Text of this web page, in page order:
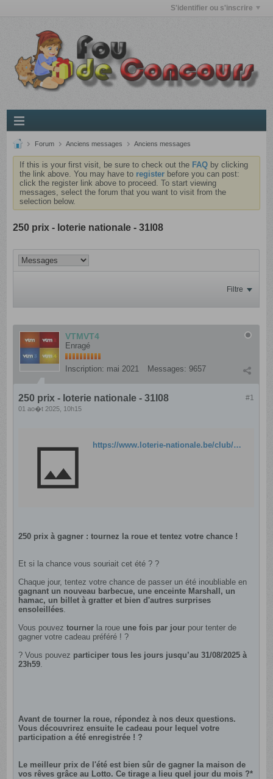
S'identifier ou s'inscrire
Forum Anciens messages Anciens messages
If this is your first visit, be sure to check out the FAQ by clicking
the link above. You may have to register before you can post:
click the register link above to proceed. To start viewing
messages, select the forum that you want to visit from the
selection below.
250 prix - loterie nationale - 31l08
Filtre
VTMVT4
Enragé
Inscription: mai 2021 Messages: 9657
#1
250 prix - loterie nationale - 31l08
01 ao�t 2025, 10h15
https://www.loterie-nationale.be/club/concours/roue-des-cadeaux
250 prix à gagner : tournez la roue et tentez votre chance !
Et si la chance vous souriait cet été ? ?
Chaque jour, tentez votre chance de passer un été inoubliable en
gagnant un nouveau barbecue, une enceinte Marshall, un
hamac, un billet à gratter et bien d'autres surprises
ensoleillées.
Vous pouveztourner la roue une fois par jour pour tenter de
gagner votre cadeau préféré ! ?
? Vous pouvez participer tous les jours jusqu’au 31/08/2025 à
23h59.
Avant de tourner la roue, répondez à nos deux questions.
Vous découvrirez ensuite le cadeau pour lequel votre
participation a été enregistrée ! ?
Le meilleur prix de l'été est bien sûr de gagner la maison de
vos rêves grâce au Lotto. Ce tirage a lieu quel jour du mois ?*